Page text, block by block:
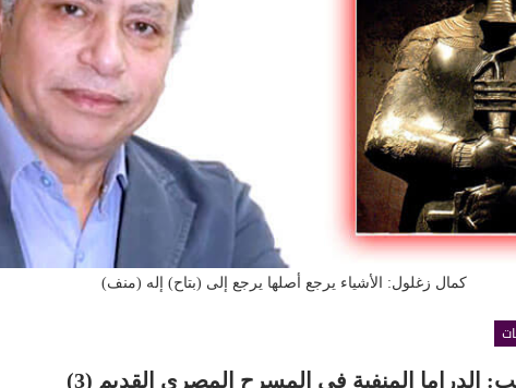
كمال زغلول: الأشياء يرجع أصلها يرجع إلى (بتاح) إله (منف)
الدراما المنفية في المسرح المصري القديم (3)
يكتب: الإعلام الخاص يفضح اختراق
الدولية
حكاية ودوشة.. و(مصطفى حدوتة)!